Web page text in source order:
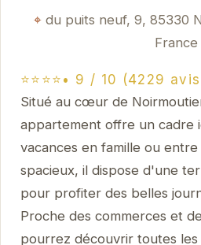
du puits neuf, 9, 85330
France
⭐⭐⭐⭐• 9 / 10 (4229
Situé au cœur de
appartement offre un cadre
vacances en famille ou entre
spacieux, il dispose d'une
pour profiter des belles
Proche des commerces et
pourrez découvrir toutes les